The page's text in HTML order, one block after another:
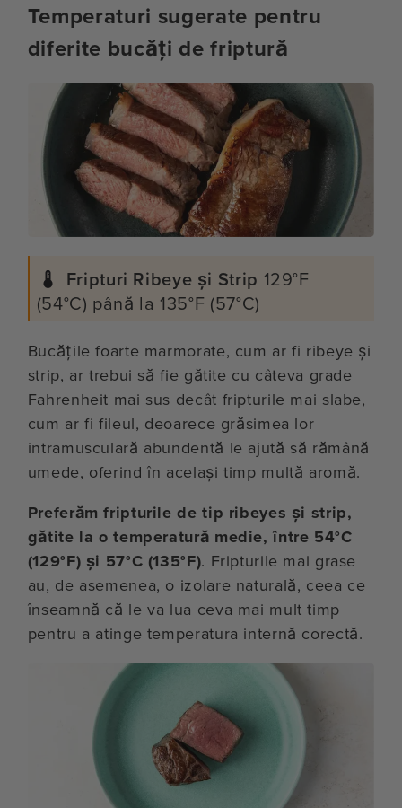
Temperaturi sugerate pentru
diferite bucăți de friptură
Fripturi Ribeye și Strip 129°F
(54°C) până la 135°F (57°C)
Bucățile foarte marmorate, cum ar fi ribeye și
strip, ar trebui să fie gătite cu câteva grade
Fahrenheit mai sus decât fripturile mai slabe,
cum ar fi fileul, deoarece grăsimea lor
intramusculară abundentă le ajută să rămână
umede, oferind în același timp multă aromă.
Preferăm fripturile de tip ribeyes și strip,
gătite la o temperatură medie, între 54°C
(129°F) și 57°C (135°F). Fripturile mai grase
au, de asemenea, o izolare naturală, ceea ce
înseamnă că le va lua ceva mai mult timp
pentru a atinge temperatura internă corectă.